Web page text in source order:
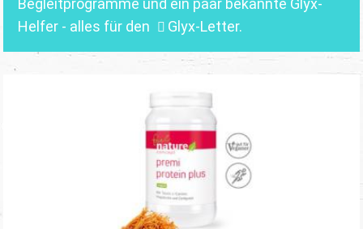
Helfer - alles für den
Glyx-Letter.